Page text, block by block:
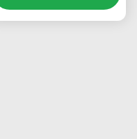
WPC-de Machine van